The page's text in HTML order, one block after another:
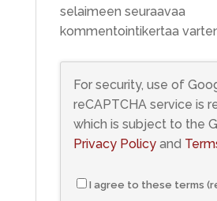
selaimeen seuraavaa
kommentointikertaa
For security, use of
reCAPTCHA service is
which is subject to the
Privacy Policyand
I agree to these terms